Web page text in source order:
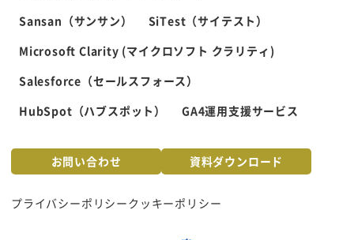
お問い合わせ 資料ダウンロード
プライバシーポリシークッキーポリシー
Sansan（サンサン）
SiTest（サイテスト）
Microsoft Clarity (マイクロソフト クラリティ)
Salesforce（セールスフォース）
HubSpot（ハブスポット）
GA4運用支援サービス